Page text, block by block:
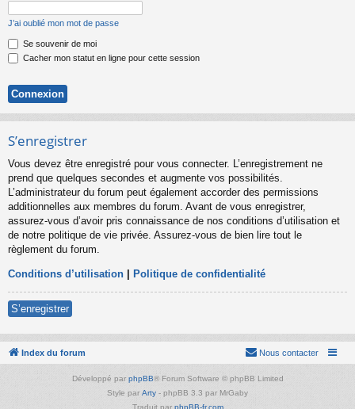
J’ai oublié mon mot de passe
Se souvenir de moi
Cacher mon statut en ligne pour cette session
S’enregistrer
Vous devez être enregistré pour vous connecter. L’enregistrement ne
prend que quelques secondes et augmente vos possibilités.
L’administrateur du forum peut également accorder des permissions
additionnelles aux membres du forum. Avant de vous enregistrer,
assurez-vous d’avoir pris connaissance de nos conditions d’utilisation et
de notre politique de vie privée. Assurez-vous de bien lire tout le
règlement du forum.
Conditions d’utilisation | Politique de confidentialité
S’enregistrer
Index du forum Nous contacter
Développé par phpBB® Forum Software © phpBB Limited
Style par Arty - phpBB 3.3 par MrGaby
Traduit par phpBB-fr.com